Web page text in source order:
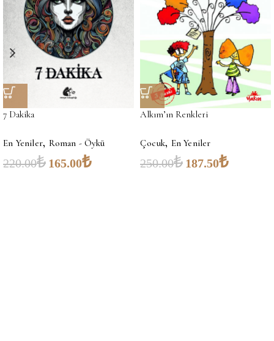
7 Dakika
En Yeniler, Roman - Öykü
220.00₺ 165.00₺
Alkım’ın Renkleri
Çocuk, En Yeniler
250.00₺ 187.50₺